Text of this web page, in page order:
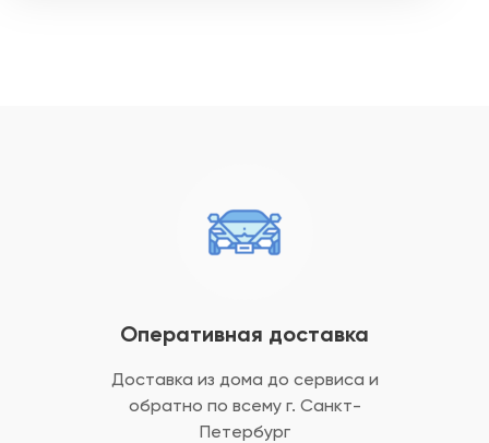
Оперативная доставка
Доставка из дома до сервиса и
обратно по всему г. Санкт-
Петербург